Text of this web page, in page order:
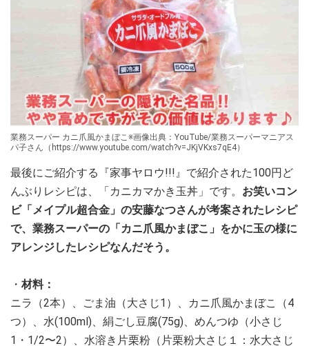
業務スーパー カニ爪風かまぼこ※画像出典：YouTube/業務スーパーマニアス
パ子さん（https://www.youtube.com/watch?v=JKjVKxs7qE4）
最後にご紹介する『家事ヤロウ!!!』で紹介された100円ど
んぶりレシピは、「カニカマかき玉丼」です。 お笑いコン
ビ「メイプル超合金」の安藤なつさんが考案されたレシピ
で、業務スーパーの「カニ爪風かまぼこ」をかに玉の様に
アレンジしたレシピなんだそう。
・ 材料：
ニラ（2本）、ごま油（大さじ1）、カニ爪風かまぼこ（4
つ）、水(100ml)、絹ごし豆腐(75g)、めんつゆ（小さじ
1・1/2〜2）、水溶き片栗粉（片栗粉大さじ１：水大さじ